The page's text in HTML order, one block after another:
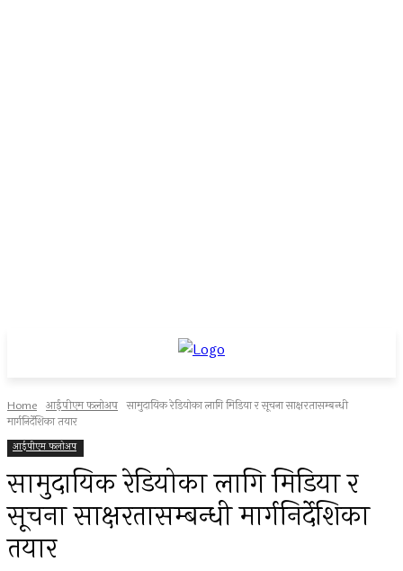
Home आईपीएम फलोअप सामुदायिक रेडियोका लागि मिडिया र सूचना साक्षरतासम्बन्धी
मार्गनिर्देशिका तयार
आईपीएम फलोअप
सामुदायिक रेडियोका लागि मिडिया र
सूचना साक्षरतासम्बन्धी मार्गनिर्देशिका
तयार